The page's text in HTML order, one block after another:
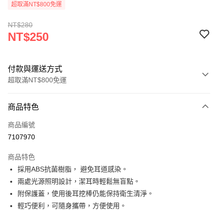
超取滿NT$800免運
NT$280
NT$250
付款與運送方式
超取滿NT$800免運
信用卡一次付款
超商取貨付款
運送方式
全家取貨付款
每筆NT$60，滿NT$800(含以上)免運費
商品特色
商品編號
7107970
商品特色
採用ABS抗菌樹脂， 避免耳道感染。
兩處光源照明設計，潔耳時輕鬆無盲點。
附保護蓋，使用後耳挖棒仍能保持衛生清淨。
輕巧便利，可隨身攜帶，方便使用。